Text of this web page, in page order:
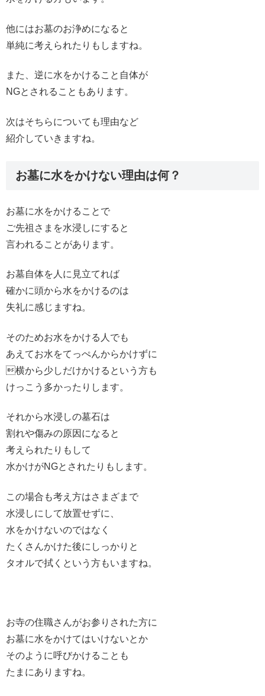
他にはお墓のお浄めになると
単純に考えられたりもしますね。
また、逆に水をかけること自体が
NGとされることもあります。
次はそちらについても理由など
紹介していきますね。
お墓に水をかけない理由は何？
お墓に水をかけることで
ご先祖さまを水浸しにすると
言われることがあります。
お墓自体を人に見立てれば
確かに頭から水をかけるのは
失礼に感じますね。
そのためお水をかける人でも
あえてお水をてっぺんからかけずに
横から少しだけかけるという方も
けっこう多かったりします。
それから水浸しの墓石は
割れや傷みの原因になると
考えられたりもして
水かけがNGとされたりもします。
この場合も考え方はさまざまで
水浸しにして放置せずに、
水をかけないのではなく
たくさんかけた後にしっかりと
タオルで拭くという方もいますね。
お寺の住職さんがお参りされた方に
お墓に水をかけてはいけないとか
そのように呼びかけることも
たまにありますね。